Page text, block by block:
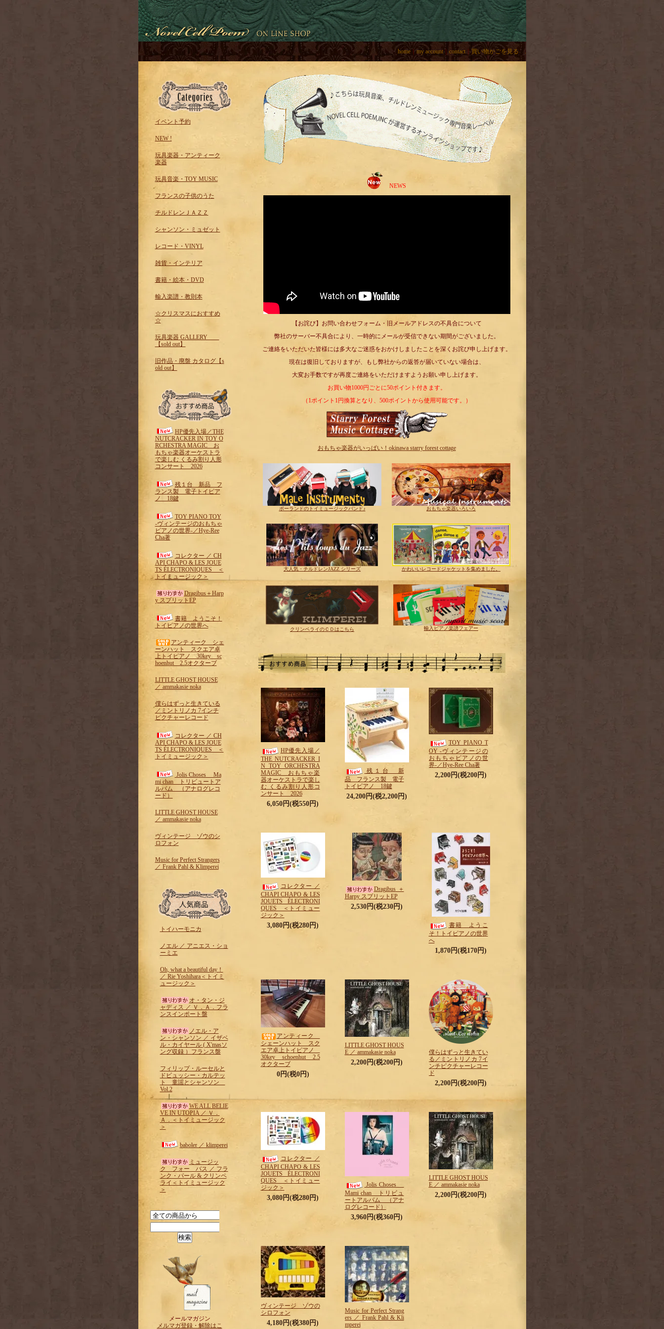
home｜my account｜ contact｜買い物かごを見る .
イベント予約
NEW !
玩具楽器・アンティーク
楽器
玩具音楽・TOY MUSIC
フランスの子供のうた
チルドレンＪＡＺＺ
シャンソン・ミュゼット
レコード・VINYL
雑貨・インテリア
書籍・絵本・DVD
輸入楽譜・教則本
☆クリスマスにおすすめ
☆
玩具楽器 GALLERY
【sold out】
旧作品・廃盤 カタログ【s
old out】
HP優先入場／THE
NUTCRACKER IN TOY O
RCHESTRA MAGIC お
もちゃ楽器オーケストラ
で楽しむ くるみ割り人形
コンサート 2026
残１台 新品 フ
ランス製 電子トイピア
ノ 18鍵
TOY PIANO TOY
-ヴィンテージのおもちゃ
ピアノの世界-／Hye-Ree
Cha著
コレクター ／ CH
API CHAPO & LES JOUE
TS ÉLECTRONIQUES ＜
トイミュージック＞
Dragibus＋Harp
y スプリットEP
書籍 ようこそ！
トイピアノの世界へ
アンティーク シェ
ーンハット スクエア卓
上トイピアノ 30key sc
hoenhut 2.5オクターブ
LITTLE GHOST HOUSE
／ ammakasie noka
僕らはずっと生きている
／ミントリノカ 7インチ
ピクチャーレコード
コレクター ／ CH
API CHAPO & LES JOUE
TS ÉLECTRONIQUES ＜
トイミュージック＞
Jolis Choses Ma
mi chan トリビュートア
ルバム （アナログレコ
ード）
LITTLE GHOST HOUSE
／ ammakasie noka
ヴィンテージ ゾウのシ
ロフォン
Music for Perfect Strangers
／ Frank Pahl & Klimperei
トイハーモニカ
ノエル ／ アニエス・ショ
ーミエ
Oh, what a beautiful day！
／ Rie Yoshihara＜トイミ
ュージック＞
オ・タン・ジ
ャディス ／ Ｖ．Ａ．フラ
ンスインポート盤
ノエル・ア
ン・シャンソン ／ イザベ
ル・カイヤール ( X'masソ
ング収録 ）フランス盤
フィリップ・ルーセルと
ドビュッシー・カルテッ
ト 童謡とシャンソン
Vol.2
WE ALL BELIE
VE IN UTOPIA ／ Ｖ．
Ａ．＜トイミュージック
＞
baboler ／ klimperei
ミュージッ
ク フォー バス ／ フラ
ンク・パール & クリンペ
ライ＜トイミュージック
＞
メールマガジン
メルマガ登録・解除はこ
NEWS
【お詫び】お問い合わせフォーム・旧メールアドレスの不具合について
弊社のサーバー不具合により、一時的にメールが受信できない期間がございました。
ご連絡をいただいた皆様には多大なご迷惑をおかけしましたことを深くお詫び申し上げます。
現在は復旧しておりますが、もし弊社からの返答が届いていない場合は、
大変お手数ですが再度ご連絡をいただけますようお願い申し上げます。
お買い物1000円ごとに50ポイント付きます。
（1ポイント1円換算となり、500ポイントから使用可能です。）
おもちゃ楽器がいっぱい！okinawa starry forest cottage
ポーランドのトイミュージックバンド♪ おもちゃ楽器いろいろ
大人気・チルドレンJAZZ シリーズ かわいいレコードジャケットを集めました。
クリンペライのＣＤはこちら 輸入ピアノ楽譜フェアー
HP優先入場／
THE NUTCRACKER I
N TOY ORCHESTRA
MAGIC おもちゃ楽
器オーケストラで楽し
む くるみ割り人形コ
ンサート 2026
6,050円(税550円)
残１台 新
品 フランス製 電子
トイピアノ 18鍵
24,200円(税2,200円)
TOY PIANO T
OY -ヴィンテージの
おもちゃピアノの世
界-／Hye-Ree Cha著
2,200円(税200円)
コレクター ／
CHAPI CHAPO & LES
JOUETS ÉLECTRONI
QUES ＜トイミュー
ジック＞
3,080円(税280円)
Dragibus＋
Harpy スプリットEP
2,530円(税230円)
書籍 ようこ
そ！トイピアノの世界
へ
1,870円(税170円)
アンティーク
シェーンハット スク
エア卓上トイピアノ
30key schoenhut 2.5
オクターブ
0円(税0円)
LITTLE GHOST HOUS
E ／ ammakasie noka
2,200円(税200円)
僕らはずっと生きてい
る／ミントリノカ 7イ
ンチピクチャーレコー
ド
2,200円(税200円)
コレクター ／
CHAPI CHAPO & LES
JOUETS ÉLECTRONI
QUES ＜トイミュー
ジック＞
3,080円(税280円)
Jolis Choses
Mami chan トリビュ
ートアルバム （アナ
ログレコード）
3,960円(税360円)
LITTLE GHOST HOUS
E ／ ammakasie noka
2,200円(税200円)
ヴィンテージ ゾウの
シロフォン
4,180円(税380円)
Music for Perfect Strang
ers ／ Frank Pahl & Kli
mperei